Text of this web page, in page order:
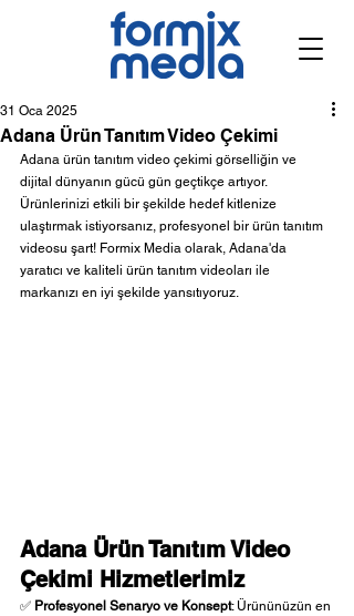
Adana Ürün Tanıtım Video Çekimi
31 Oca 2025
Adana ürün tanıtım video çekimi görselliğin ve
dijital dünyanın gücü gün geçtikçe artıyor.
Ürünlerinizi etkili bir şekilde hedef kitlenize
ulaştırmak istiyorsanız, profesyonel bir ürün tanıtım
videosu şart! Formix Media olarak, Adana'da
yaratıcı ve kaliteli ürün tanıtım videoları ile
markanızı en iyi şekilde yansıtıyoruz.
Adana Ürün Tanıtım Video
Çekimi Hizmetlerimiz
✅ Profesyonel Senaryo ve Konsept: Ürününüzün en